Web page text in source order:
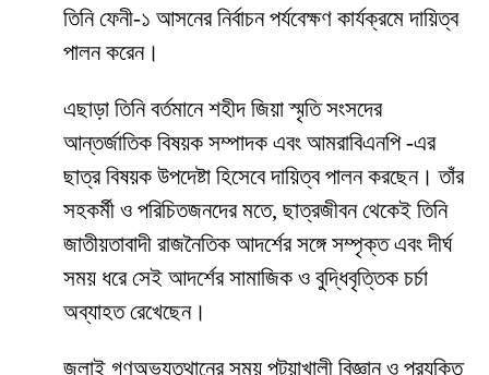
তিনি ফেনী-১ আসনের নির্বাচন পর্যবেক্ষণ কার্যক্রমে দায়িত্ব
পালন করেন।
এছাড়া তিনি বর্তমানে শহীদ জিয়া স্মৃতি সংসদের
আন্তর্জাতিক বিষয়ক সম্পাদক এবং আমরাবিএনপি -এর
ছাত্র বিষয়ক উপদেষ্টা হিসেবে দায়িত্ব পালন করছেন। তাঁর
সহকর্মী ও পরিচিতজনদের মতে, ছাত্রজীবন থেকেই তিনি
জাতীয়তাবাদী রাজনৈতিক আদর্শের সঙ্গে সম্পৃক্ত এবং দীর্ঘ
সময় ধরে সেই আদর্শের সামাজিক ও বুদ্ধিবৃত্তিক চর্চা
অব্যাহত রেখেছেন।
জুলাই গণঅভ্যুত্থানের সময় পটুয়াখালী বিজ্ঞান ও প্রযুক্তি